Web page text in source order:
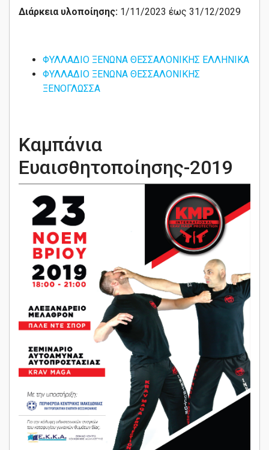
Διάρκεια υλοποίησης: 1/11/2023 έως 31/12/2029
ΦΥΛΛΑΔΙΟ ΞΕΝΩΝΑ ΘΕΣΣΑΛΟΝΙΚΗΣ ΕΛΛΗΝΙΚΑ
ΦΥΛΛΑΔΙΟ ΞΕΝΩΝΑ ΘΕΣΣΑΛΟΝΙΚΗΣ
ΞΕΝΟΓΛΩΣΣΑ
Καμπάνια
Ευαισθητοποίησης-2019